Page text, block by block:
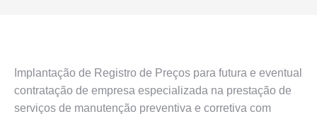
Implantação de Registro de Preços para futura e eventual
contratação de empresa especializada na prestação de
serviços de manutenção preventiva e corretiva com